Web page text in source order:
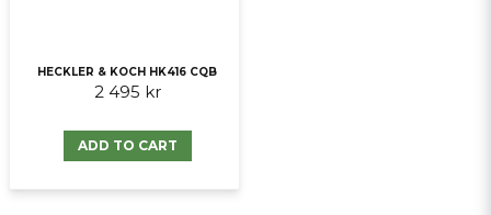
HECKLER & KOCH HK416 CQB
2 495 kr
ADD TO CART